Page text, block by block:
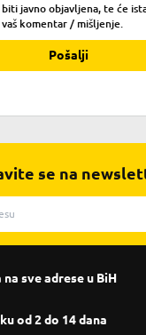
biti javno objavljena, te će
komentar / mišljenje.
Pošalji
se na
sve adrese u BiH
od 2 do 14 dana